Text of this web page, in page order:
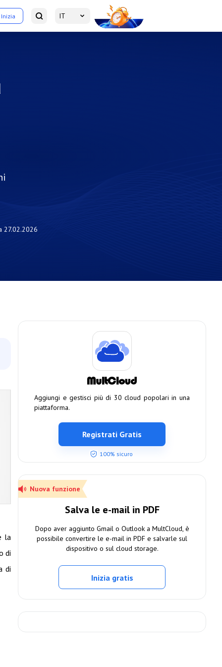
Inizia IT
27.02.2026
la
di
di
Aggiungi e gestisci più di 30 cloud popolari in una
piattaforma.
Registrati Gratis
100% sicuro
Nuova funzione
Salva le e-mail in PDF
Dopo aver aggiunto Gmail o Outlook a MultCloud, è
possibile convertire le e-mail in PDF e salvarle sul
dispositivo o sul cloud storage.
Inizia gratis